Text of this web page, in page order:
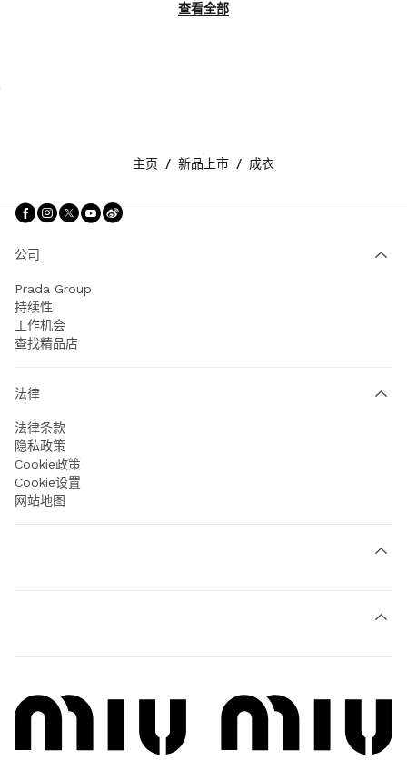
查看全部
主页 / 新品上市 / 成衣
关注我们 facebook
关注我们 instagram
关注我们 twitter
关注我们 youtube
公司
Prada Group
持续性
工作机会
查找精品店
法律
法律条款
隐私政策
Cookie政策
Cookie设置
网站地图